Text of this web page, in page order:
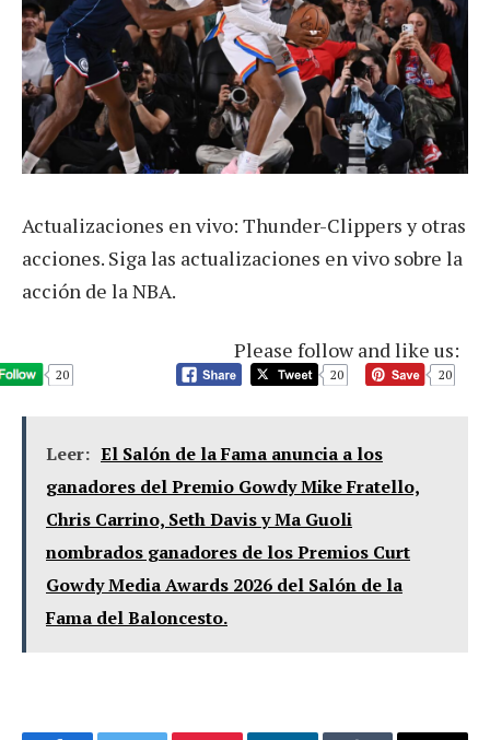
Actualizaciones en vivo: Thunder-Clippers y otras
acciones. Siga las actualizaciones en vivo sobre la
acción de la NBA.
Please follow and like us:
20 20 20
Leer: El Salón de la Fama anuncia a los
ganadores del Premio Gowdy Mike Fratello,
Chris Carrino, Seth Davis y Ma Guoli
nombrados ganadores de los Premios Curt
Gowdy Media Awards 2026 del Salón de la
Fama del Baloncesto.